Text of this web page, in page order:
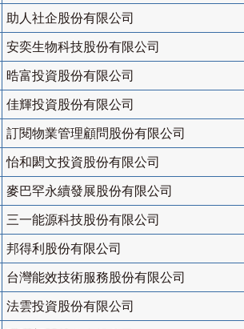
助人社企股份有限公司
安奕生物科技股份有限公司
晧富投資股份有限公司
佳輝投資股份有限公司
訂閱物業管理顧問股份有限公司
怡和閎文投資股份有限公司
麥巴罕永續發展股份有限公司
三一能源科技股份有限公司
邦得利股份有限公司
台灣能效技術服務股份有限公司
法雲投資股份有限公司